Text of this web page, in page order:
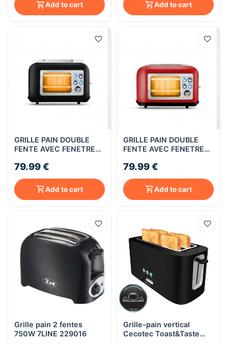
Add to cart Add to cart
GRILLE PAIN DOUBLE
FENTE AVEC FENETRE
KITCHENCOOK
79.99 €
Add to cart
GRILLE PAIN DOUBLE
FENTE AVEC FENETRE
KITCHENCOOK
79.99 €
Add to cart
Grille pain 2 fentes
750W 7LINE 229016
Grille-pain vertical
Cecotec Toast&Taste